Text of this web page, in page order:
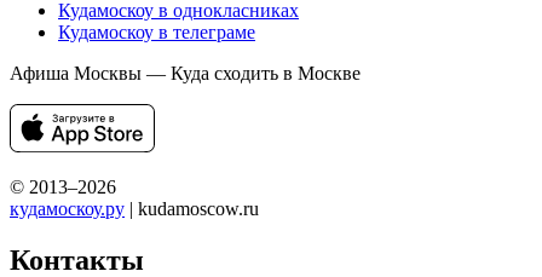
Кудамоскоу в однокласниках
Кудамоскоу в телеграме
Афиша Москвы — Куда сходить в Москве
© 2013–2026
кудамоскоу.ру | kudamoscow.ru
Контакты